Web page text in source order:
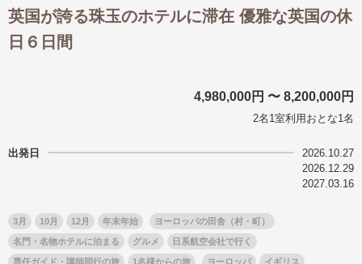
英国が誇る珠玉のホテルに滞在 優雅な英国の休
日６日間
4,980,000円 〜 8,200,000円
2名1室利用おとな1名
出発日
2026.10.27
2026.12.29
2027.03.16
3月 10月 12月 年末年始 ヨーロッパの田舎（村・町）
名門・名物ホテルに泊まる グルメ 日系航空会社で行く
専任ガイド・講師同行の旅 1名様からの旅 ヨーロッパ イギリス